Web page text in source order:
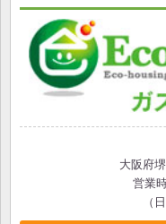
大阪府
営業
（